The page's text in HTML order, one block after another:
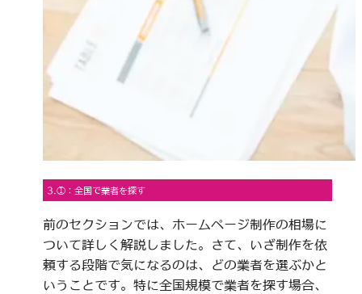
3.①：全国で業者を探す
前のセクションでは、ホームページ制作の相場に
ついて詳しく解説しました。さて、いざ制作を依
頼する段階で気になるのは、どの業者を選ぶかと
いうことです。特に全国規模で業者を探す場合、